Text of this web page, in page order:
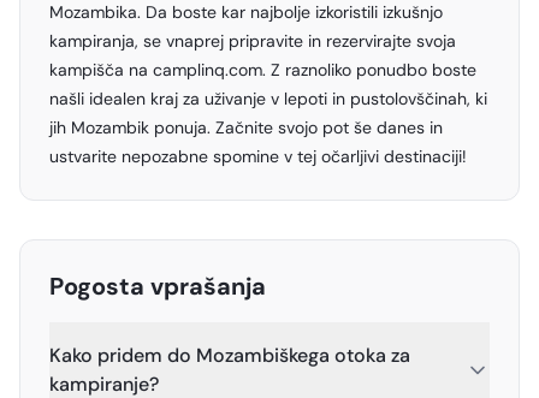
Mozambika. Da boste kar najbolje izkoristili izkušnjo
kampiranja, se vnaprej pripravite in rezervirajte svoja
kampišča na camplinq.com. Z raznoliko ponudbo boste
našli idealen kraj za uživanje v lepoti in pustolovščinah, ki
jih Mozambik ponuja. Začnite svojo pot še danes in
ustvarite nepozabne spomine v tej očarljivi destinaciji!
Pogosta vprašanja
Kako pridem do Mozambiškega otoka za
kampiranje?